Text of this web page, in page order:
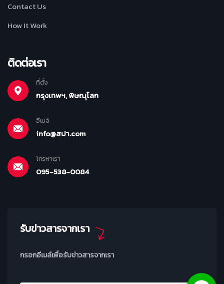
Contact Us
How It Work
ติดต่อเรา
ที่ตั้ง
กรุงเทพฯ, พิษณุโลก
อีเมล์
info@สปา.com
โทรหาเรา
095-538-0084
รับข่าวสารจากเรา
กรอกอีเมล์เพื่อรับข่าวสารจากเรา